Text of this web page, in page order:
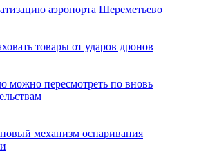
аэропорта Шереметьево
товары от ударов дронов
можно пересмотреть по вновь
механизм оспаривания